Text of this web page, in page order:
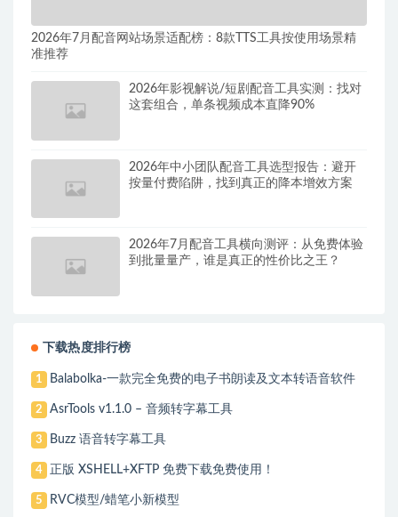
2026年7月配音网站场景适配榜：8款TTS工具按使用场景精
准推荐
2026年影视解说/短剧配音工具实测：找对
这套组合，单条视频成本直降90%
2026年中小团队配音工具选型报告：避开
按量付费陷阱，找到真正的降本增效方案
2026年7月配音工具横向测评：从免费体验
到批量量产，谁是真正的性价比之王？
下载热度排行榜
1 Balabolka-一款完全免费的电子书朗读及文本转语音软件
2 AsrTools v1.1.0 – 音频转字幕工具
3 Buzz 语音转字幕工具
4 正版 XSHELL+XFTP 免费下载免费使用！
5 RVC模型/蜡笔小新模型